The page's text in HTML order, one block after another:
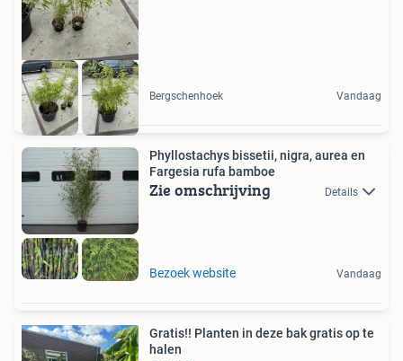
Bergschenhoek Vandaag
Phyllostachys bissetii, nigra, aurea en
Fargesia rufa bamboe
Zie omschrijving Details
Bezoek website Vandaag
Gratis!! Planten in deze bak gratis op te
halen